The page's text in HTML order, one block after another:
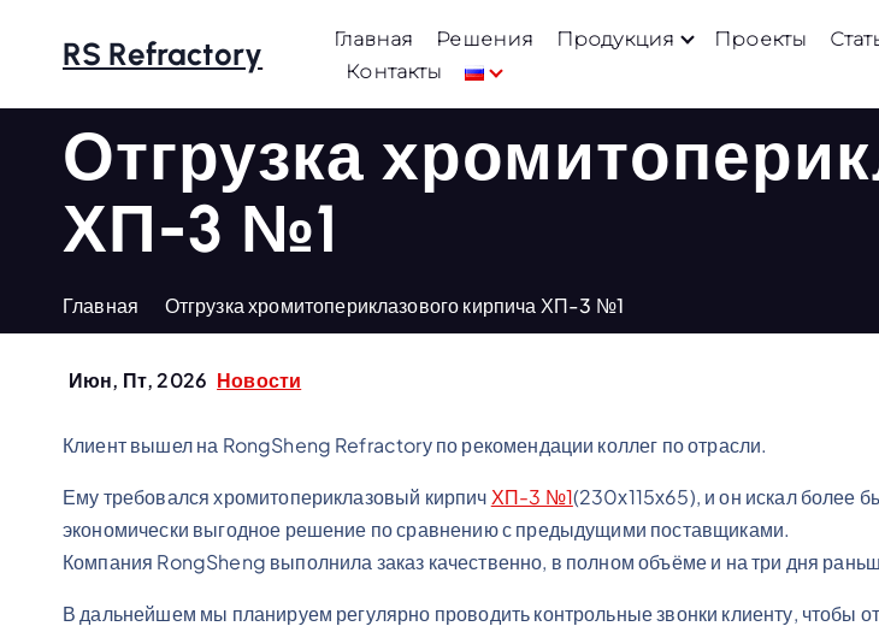
е
д
RS Refractory Главная Решения Продукция Проекты
Контакты
Отгрузка
ХП-3 №1
Главная Отгрузка хромитопериклазового кирпича ХП-3 №1
Июн, Пт, 2026 Новости
Клиент вышел на RongSheng Refractorу по рекомендации коллег по отрасли.
Ему требовался хромитопериклазовый кирпич ХП-3 №1(230х115х65), и он искал более
экономически выгодное решение по сравнению с предыдущими поставщиками.
Компания RongSheng выполнила заказ качественно, в полном объёме и на три дня
В дальнейшем мы планируем регулярно проводить контрольные звонки клиенту, чтобы